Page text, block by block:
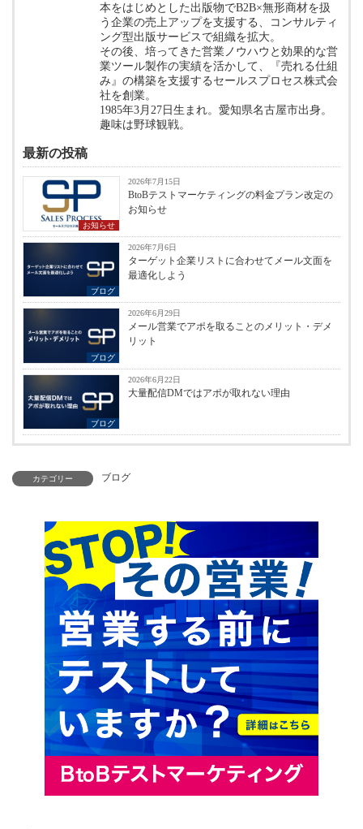
本をはじめとした出版物でB2B×無形商材を扱
う企業の売上アップを支援する、コンサルティ
ング型出版サービスで組織を拡大。
その後、培ってきた営業ノウハウと効果的な営
業ツール製作の実績を活かして、『売れる仕組
み』の構築を支援するセールスプロセス株式会
社を創業。
1985年3月27日生まれ。愛知県名古屋市出身。
趣味は野球観戦。
最新の投稿
お知らせ
2026年7月15日
BtoBテストマーケティングの料金プラン改定の
お知らせ
ブログ
2026年7月6日
ターゲット企業リストに合わせてメール文面を
最適化しよう
ブログ
2026年6月29日
メール営業でアポを取ることのメリット・デメ
リット
ブログ
2026年6月22日
大量配信DMではアポが取れない理由
カテゴリー ブログ